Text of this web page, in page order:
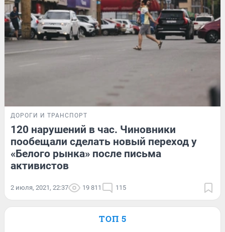
ДОРОГИ И ТРАНСПОРТ
120 нарушений в час. Чиновники
пообещали сделать новый переход у
«Белого рынка» после письма
активистов
2 июля, 2021, 22:37 19 811 115
ТОП 5